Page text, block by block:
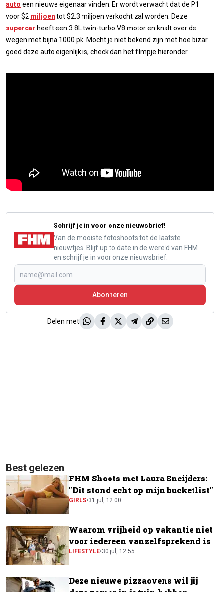
auto een nieuwe eigenaar vinden. Er wordt verwacht dat de P1
voor $2 miljoen tot $2.3 miljoen verkocht zal worden. Deze
supercar heeft een 3.8L twin-turbo V8 motor en knalt over de
wegen met bijna 1000 pk. Mocht je niet bekend zijn met hoe bizar
goed deze auto eigenlijk is, check dan het filmpje hieronder.
Schrijf je in voor onze nieuwsbrief!
Van de mooiste fotoshoots tot de laatste
nieuwtjes. Blijf up to date in de wereld van FHM
en schrijf je in voor onze nieuwsbrief.
Abonneren
Delen met
Best gelezen
FHM Shoots met Laura Sneijders:
"Dit stond echt op mijn bucketlist"
GIRLS•31 jul, 12:00
Waarom vrijheid op vakantie niet
voor iedereen vanzelfsprekend is
LIFESTYLE•30 jul, 12:55
Deze nieuwe pizzaovens wil jij